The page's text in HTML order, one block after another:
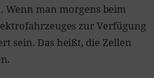
Wenn man morgens beim
zur Verfügung
sein. Das heißt, die Zellen